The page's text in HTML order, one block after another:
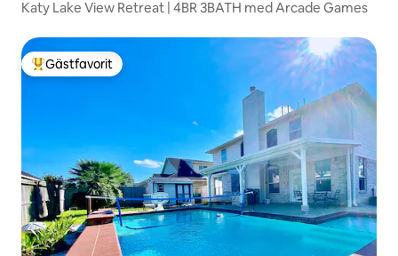
Katy Lake View Retreat | 4BR 3BATH med Arcade Games
Populär gästfavorit
Gästfavorit